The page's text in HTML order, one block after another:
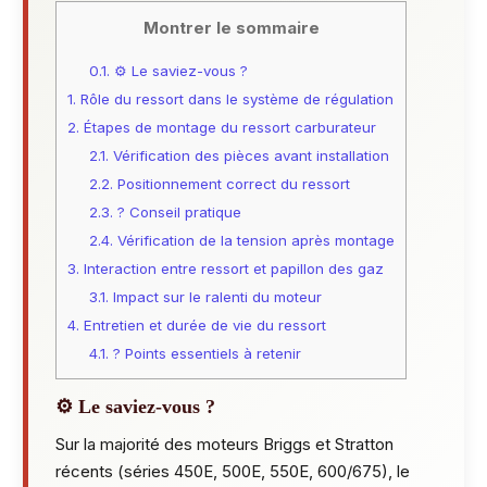
Montrer le sommaire
0.1. ⚙️ Le saviez-vous ?
1. Rôle du ressort dans le système de régulation
2. Étapes de montage du ressort carburateur
2.1. Vérification des pièces avant installation
2.2. Positionnement correct du ressort
2.3. ? Conseil pratique
2.4. Vérification de la tension après montage
3. Interaction entre ressort et papillon des gaz
3.1. Impact sur le ralenti du moteur
4. Entretien et durée de vie du ressort
4.1. ? Points essentiels à retenir
⚙️ Le saviez-vous ?
Sur la majorité des moteurs Briggs et Stratton
récents (séries 450E, 500E, 550E, 600/675), le